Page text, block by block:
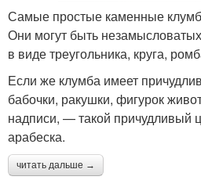
Самые простые каменные
Они могут быть
в виде треугольника, круга,
Если же клумба имеет
бабочки, ракушки, фигурок
надписи, — такой причудливый
арабеска.
читать дальше →